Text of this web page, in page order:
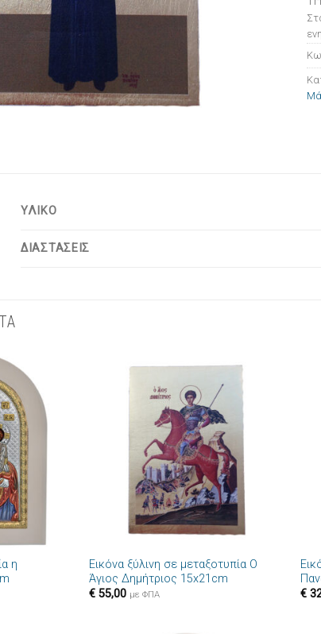
ΥΛΙΚΟ
ΔΙΑΣΤΑΣΕΙΣ
Πρόσθήκη
στην λίστα
επιθυμιών
η
Εικόνα ξύλινη σε μεταξοτυπία Ο
Άγιος Δημήτριος 15x21cm
€ 55,00 με ΦΠΑ
€